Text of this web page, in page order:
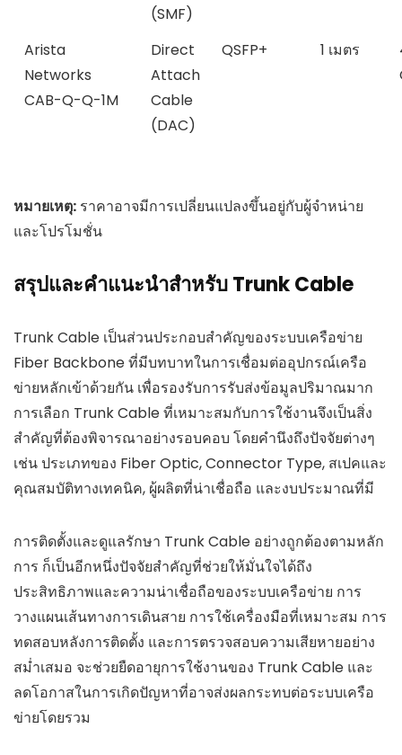
(SMF)
Arista
Networks
CAB-Q-Q-1M
Direct
Attach
Cable
(DAC)
QSFP+ 1 เมตร
หมายเหตุ: ราคาอาจมีการเปลี่ยนแปลงขึ้นอยู่กับผู้จำหน่าย
และโปรโมชั่น
สรุปและคำแนะนำสำหรับ Trunk Cable
Trunk Cable เป็นส่วนประกอบสำคัญของระบบเครือข่าย
Fiber Backbone ที่มีบทบาทในการเชื่อมต่ออุปกรณ์เครือ
ข่ายหลักเข้าด้วยกัน เพื่อรองรับการรับส่งข้อมูลปริมาณมาก
การเลือก Trunk Cable ที่เหมาะสมกับการใช้งานจึงเป็นสิ่ง
สำคัญที่ต้องพิจารณาอย่างรอบคอบ โดยคำนึงถึงปัจจัยต่างๆ
เช่น ประเภทของ Fiber Optic, Connector Type, สเปคและ
คุณสมบัติทางเทคนิค, ผู้ผลิตที่น่าเชื่อถือ และงบประมาณที่มี
การติดตั้งและดูแลรักษา Trunk Cable อย่างถูกต้องตามหลัก
การ ก็เป็นอีกหนึ่งปัจจัยสำคัญที่ช่วยให้มั่นใจได้ถึง
ประสิทธิภาพและความน่าเชื่อถือของระบบเครือข่าย การ
วางแผนเส้นทางการเดินสาย การใช้เครื่องมือที่เหมาะสม การ
ทดสอบหลังการติดตั้ง และการตรวจสอบความเสียหายอย่าง
สม่ำเสมอ จะช่วยยืดอายุการใช้งานของ Trunk Cable และ
ลดโอกาสในการเกิดปัญหาที่อาจส่งผลกระทบต่อระบบเครือ
ข่ายโดยรวม